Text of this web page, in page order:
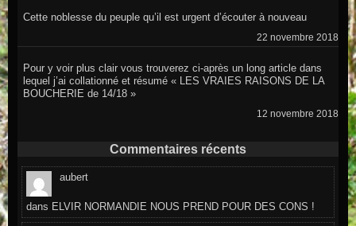
Cette noblesse du peuple qu’il est urgent d’écouter à nouveau
22 novembre 2018
Pour y voir plus clair vous trouverez ci-après un long article dans
lequel j’ai collationné et résumé « LES VRAIES RAISONS DE LA
BOUCHERIE de 14/18 »
12 novembre 2018
Commentaires récents
aubert
dans ELVIR NORMANDIE NOUS PREND POUR DES CONS !